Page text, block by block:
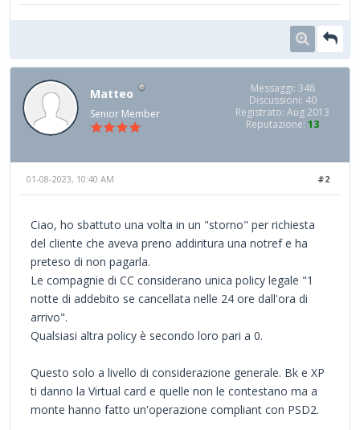
Matteo
Senior Member
Messaggi: 348
Discussioni: 40
Registrato: Aug 2013
Reputazione: 13
#2
01-08-2023, 10:40 AM
Ciao, ho sbattuto una volta in un "storno" per richiesta
del cliente che aveva preno addiritura una notref e ha
preteso di non pagarla.
Le compagnie di CC considerano unica policy legale "1
notte di addebito se cancellata nelle 24 ore dall'ora di
arrivo".
Qualsiasi altra policy è secondo loro pari a 0.
Questo solo a livello di considerazione generale. Bk e XP
ti danno la Virtual card e quelle non le contestano ma a
monte hanno fatto un'operazione compliant con PSD2.